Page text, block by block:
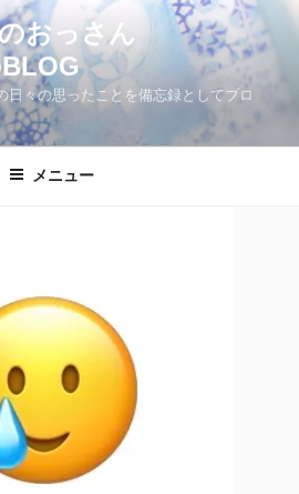
すのおっさん
日々の思ったことを備忘録としてブロ
メニュー